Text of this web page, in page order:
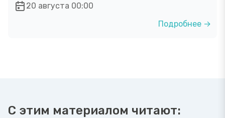
20 августа 00:00
Подробнее →
С этим материалом читают: